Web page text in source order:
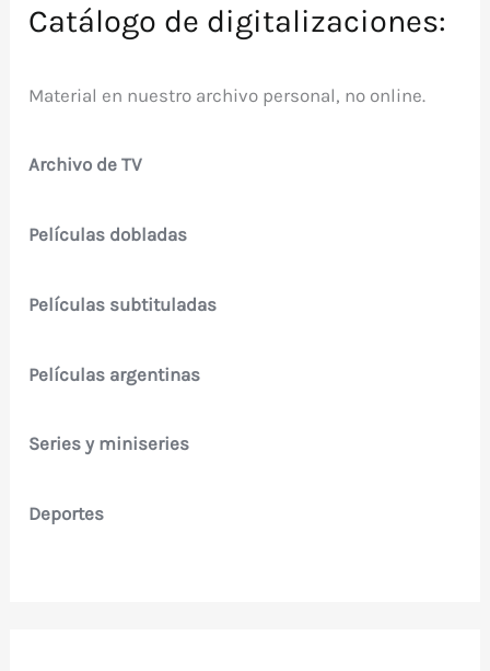
Catálogo de digitalizaciones:
Material en nuestro archivo personal, no online.
Archivo de TV
Películas dobladas
Películas subtituladas
Películas argentinas
Series y miniseries
Deportes